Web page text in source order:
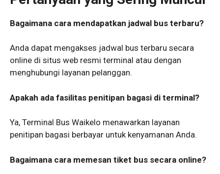
Bagaimana cara mendapatkan jadwal bus terbaru?
Anda dapat mengakses jadwal bus terbaru secara
online di situs web resmi terminal atau dengan
menghubungi layanan pelanggan.
Apakah ada fasilitas penitipan bagasi di terminal?
Ya, Terminal Bus Waikelo menawarkan layanan
penitipan bagasi berbayar untuk kenyamanan Anda.
Bagaimana cara memesan tiket bus secara online?